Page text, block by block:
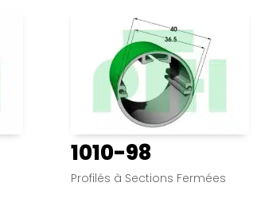
1010-98
Profilés à Sections Fermées